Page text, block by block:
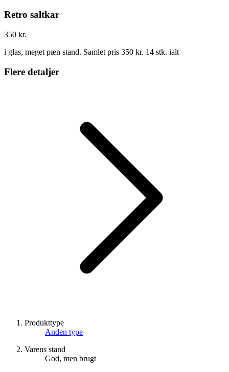
Retro saltkar
350 kr.
i glas, meget pæn stand. Samlet pris 350 kr. 14 stk. ialt
Flere detaljer
Produkttype
Anden type
Varens stand
God, men brugt